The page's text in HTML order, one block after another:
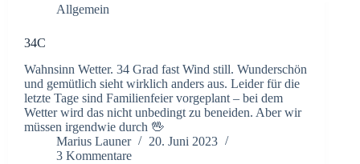
Allgemein
34C
Wahnsinn Wetter. 34 Grad fast Wind still. Wunderschön
und gemütlich sieht wirklich anders aus. Leider für die
letzte Tage sind Familienfeier vorgeplant – bei dem
Wetter wird das nicht unbedingt zu beneiden. Aber wir
müssen irgendwie durch 🖖
Marius Launer
20. Juni 2023
3 Kommentare